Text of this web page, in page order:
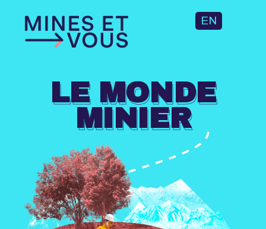
EN
LE MONDE
MINIER